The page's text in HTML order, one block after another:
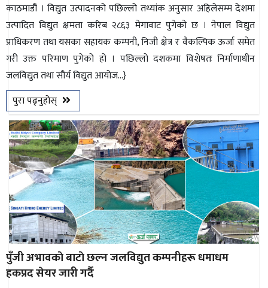
काठमाडौं । विद्युत उत्पादनको पछिल्लो तथ्यांक अनुसार अहिलेसम्म देशमा
उत्पादित विद्युत क्षमता करिब २८६३ मेगावाट पुगेको छ । नेपाल विद्युत
प्राधिकरण तथा यसका सहायक कम्पनी, निजी क्षेत्र र वैकल्पिक ऊर्जा समेत
गरी उक्त परिमाण पुगेको हो । पछिल्लो दशकमा विशेषतः निर्माणाधीन
जलविद्युत तथा सौर्य विद्युत आयोज...}
पुरा पढ्नुहोस्
पुँजी अभावकाे बाटाे छल्न जलविद्युत कम्पनीहरू धमाधम
हकप्रद सेयर जारी गर्दै